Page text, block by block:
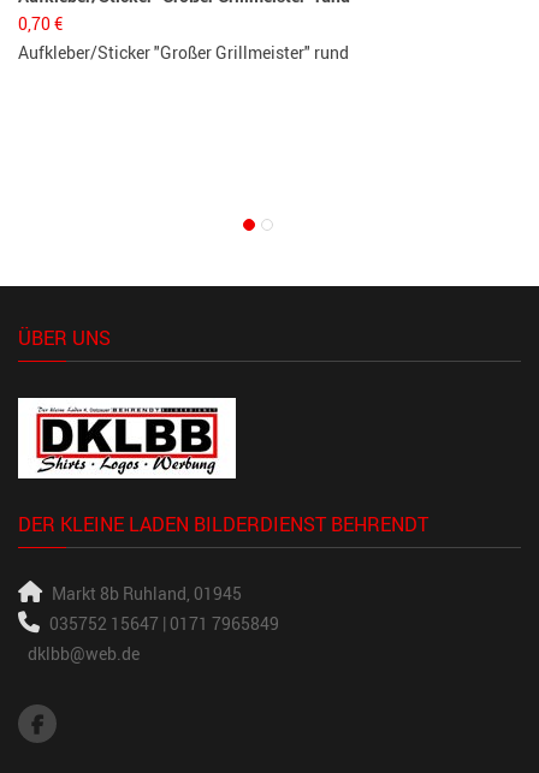
0,70€
Aufkleber/Sticker "Großer Grillmeister" rund
ÜBER UNS
DER KLEINE LADEN BILDERDIENST BEHRENDT
Markt 8b Ruhland, 01945
035752 15647 | 0171 7965849
dklbb@web.de